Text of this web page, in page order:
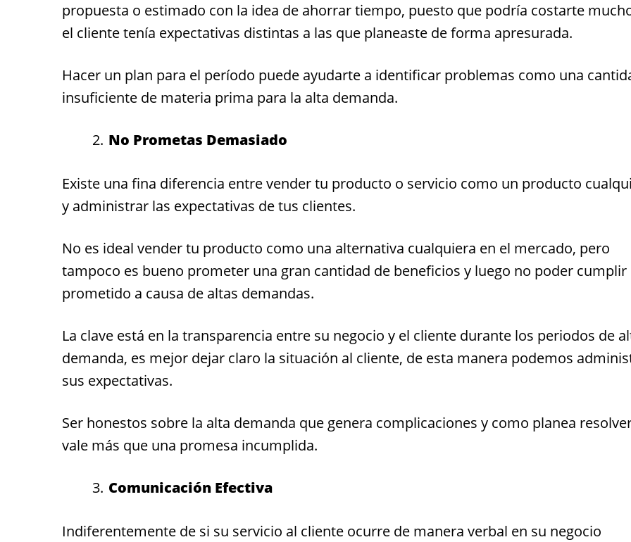
propuesta o estimado con la idea de ahorrar tiempo, puesto que podría costarte
el cliente tenía expectativas distintas a las que planeaste de forma apresurada.
Hacer un plan para el período puede ayudarte a identificar problemas como una
insuficiente de materia prima para la alta demanda.
No Prometas Demasiado
Existe una fina diferencia entre vender tu producto o servicio como un producto
y administrar las expectativas de tus clientes.
No es ideal vender tu producto como una alternativa cualquiera en el mercado, pero
tampoco es bueno prometer una gran cantidad de beneficios y luego no poder cumplir
prometido a causa de altas demandas.
La clave está en la transparencia entre su negocio y el cliente durante los periodos de
demanda, es mejor dejar claro la situación al cliente, de esta manera podemos
sus expectativas.
Ser honestos sobre la alta demanda que genera complicaciones y como planea
vale más que una promesa incumplida.
Comunicación Efectiva
Indiferentemente de si su servicio al cliente ocurre de manera verbal en su negocio